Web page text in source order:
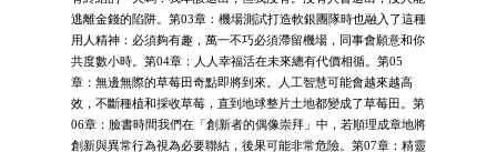
逃離金錢的陷阱。第03章：機場測試打造軟銀團隊時也融入了這種
用人精神：必須夠有趣，萬一不巧必須滯留機場，同事會願意和你
共度數小時。第04章：人人幸福活在未來總有代價相循。第05
章：無邊無際的草莓田奇點即將到來。人工智慧可能會越來越高
效，不斷種植和採收草莓，直到地球整片土地都變成了草莓田。第
06章：臉書時間我們在「創新者的偶像崇拜」中，若順理成章地將
創新與異常行為視為必要聯結，後果可能非常危險。第07章：精靈